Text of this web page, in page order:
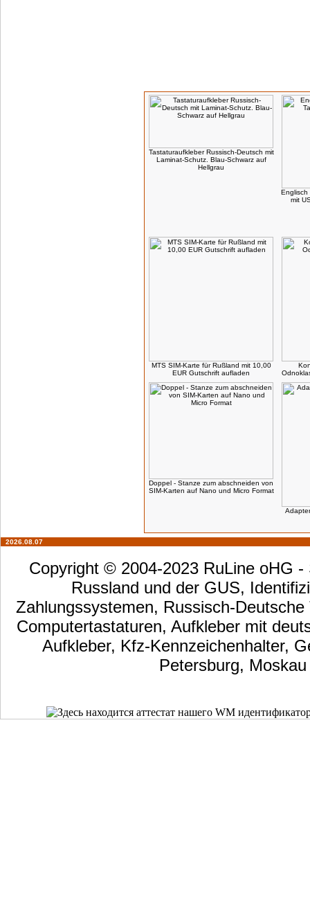
Tastaturaufkleber Russisch-Deutsch mit
Laminat-Schutz. Blau-Schwarz auf
Hellgrau
Englisch
mit
MTS SIM-Karte für Rußland mit 10,00
EUR Gutschrift aufladen
Doppel - Stanze zum abschneiden von
SIM-Karten auf Nano und Micro Format
2026.08.07
Copyright © 2004-2023 RuLine oHG
Russland und der GUS,
Zahlungssystemen, Russisch-
Computertastaturen, Aufkleber mit
Aufkleber, Kfz-Kennzeichenhalter,
Petersburg,